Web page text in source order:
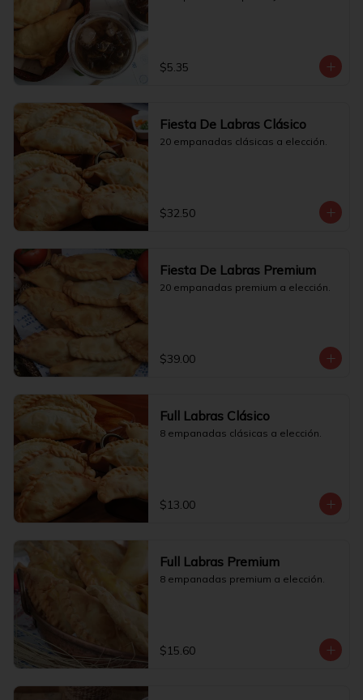
$5.35
Fiesta De Labras Clásico
20 empanadas clásicas a elección.
$32.50
Fiesta De Labras Premium
20 empanadas premium a elección.
$39.00
Full Labras Clásico
8 empanadas clásicas a elección.
$13.00
Full Labras Premium
8 empanadas premium a elección.
$15.60